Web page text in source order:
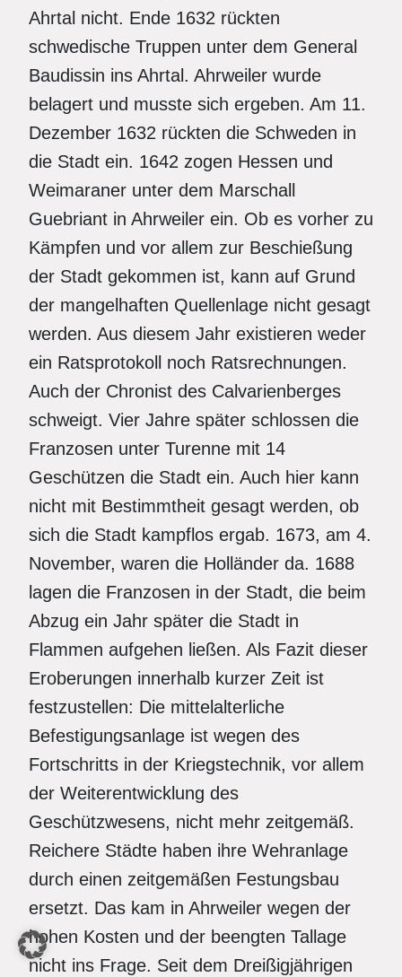
Ahrtal nicht. Ende 1632 rückten
schwedische Truppen unter dem General
Baudissin ins Ahrtal. Ahrweiler wurde
belagert und musste sich ergeben. Am 11.
Dezember 1632 rückten die Schweden in
die Stadt ein. 1642 zogen Hessen und
Weimaraner unter dem Marschall
Guebriant in Ahrweiler ein. Ob es vorher zu
Kämpfen und vor allem zur Beschießung
der Stadt gekommen ist, kann auf Grund
der mangelhaften Quellenlage nicht gesagt
werden. Aus diesem Jahr existieren weder
ein Ratsprotokoll noch Ratsrechnungen.
Auch der Chronist des Calvarienberges
schweigt. Vier Jahre später schlossen die
Franzosen unter Turenne mit 14
Geschützen die Stadt ein. Auch hier kann
nicht mit Bestimmtheit gesagt werden, ob
sich die Stadt kampflos ergab. 1673, am 4.
November, waren die Holländer da. 1688
lagen die Franzosen in der Stadt, die beim
Abzug ein Jahr später die Stadt in
Flammen aufgehen ließen. Als Fazit dieser
Eroberungen innerhalb kurzer Zeit ist
festzustellen: Die mittelalterliche
Befestigungsanlage ist wegen des
Fortschritts in der Kriegstechnik, vor allem
der Weiterentwicklung des
Geschützwesens, nicht mehr zeitgemäß.
Reichere Städte haben ihre Wehranlage
durch einen zeitgemäßen Festungsbau
ersetzt. Das kam in Ahrweiler wegen der
hohen Kosten und der beengten Tallage
nicht ins Frage. Seit dem Dreißigjährigen